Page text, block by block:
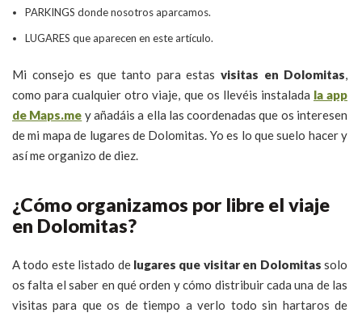
PARKINGS donde nosotros aparcamos.
LUGARES que aparecen en este artículo.
Mi consejo es que tanto para estas visitas en Dolomitas,
como para cualquier otro viaje, que os llevéis instalada la app
de Maps.me y añadáis a ella las coordenadas que os interesen
de mi mapa de lugares de Dolomitas. Yo es lo que suelo hacer y
así me organizo de diez.
¿Cómo organizamos por libre el viaje
en Dolomitas?
A todo este listado de lugares que visitar en Dolomitas solo
os falta el saber en qué orden y cómo distribuir cada una de las
visitas para que os de tiempo a verlo todo sin hartaros de